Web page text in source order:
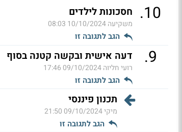
10
. חסכונות לילדים
משקיעה10/10/2024 08:03
הגב לתגובה זו
9
. דעה אישית ובקשה קטנה בסוף
רועי חליוה09/10/2024 17:46
הגב לתגובה זו
תכנון פיננסי
מיקי09/10/2024 21:50
הגב לתגובה זו